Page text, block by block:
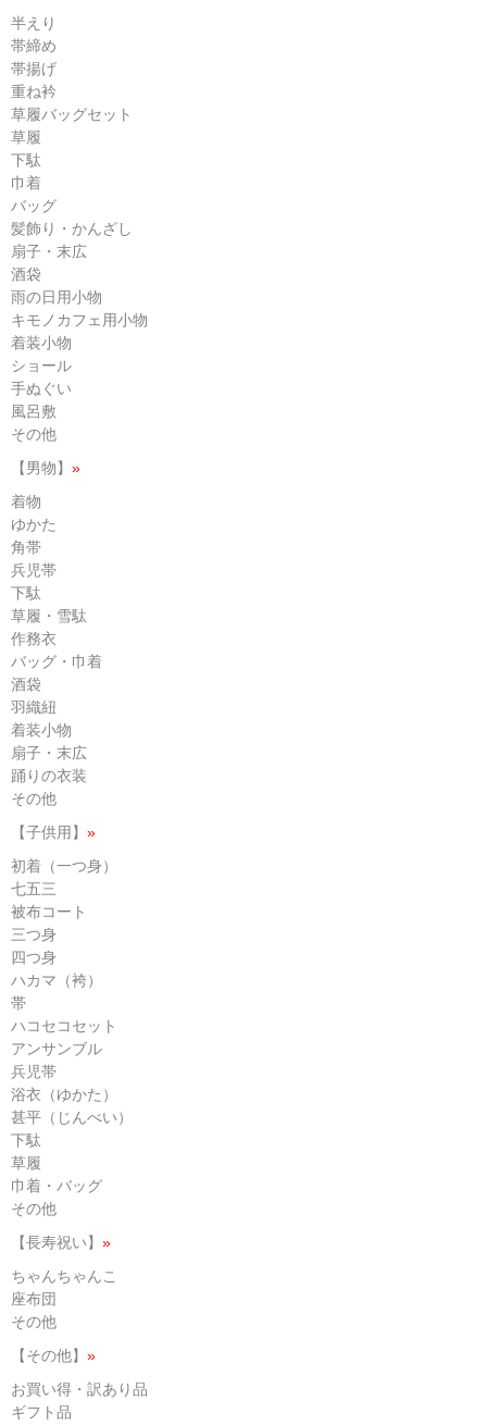
半えり
帯締め
帯揚げ
重ね衿
草履バッグセット
草履
下駄
巾着
バッグ
髪飾り・かんざし
扇子・末広
酒袋
雨の日用小物
キモノカフェ用小物
着装小物
ショール
手ぬぐい
風呂敷
その他
【男物】 »
着物
ゆかた
角帯
兵児帯
下駄
草履・雪駄
作務衣
バッグ・巾着
酒袋
羽織紐
着装小物
扇子・末広
踊りの衣装
その他
【子供用】 »
初着（一つ身）
七五三
被布コート
三つ身
四つ身
ハカマ（袴）
帯
ハコセコセット
アンサンブル
兵児帯
浴衣（ゆかた）
甚平（じんべい）
下駄
草履
巾着・バッグ
その他
【長寿祝い】 »
ちゃんちゃんこ
座布団
その他
【その他】 »
お買い得・訳あり品
ギフト品